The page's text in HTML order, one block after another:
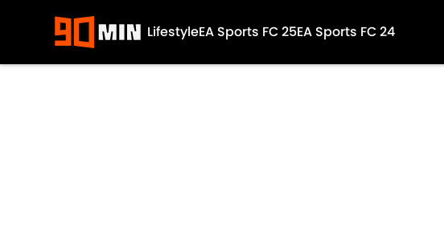
LifestyleEA Sports FC 25EA Sports FC 24